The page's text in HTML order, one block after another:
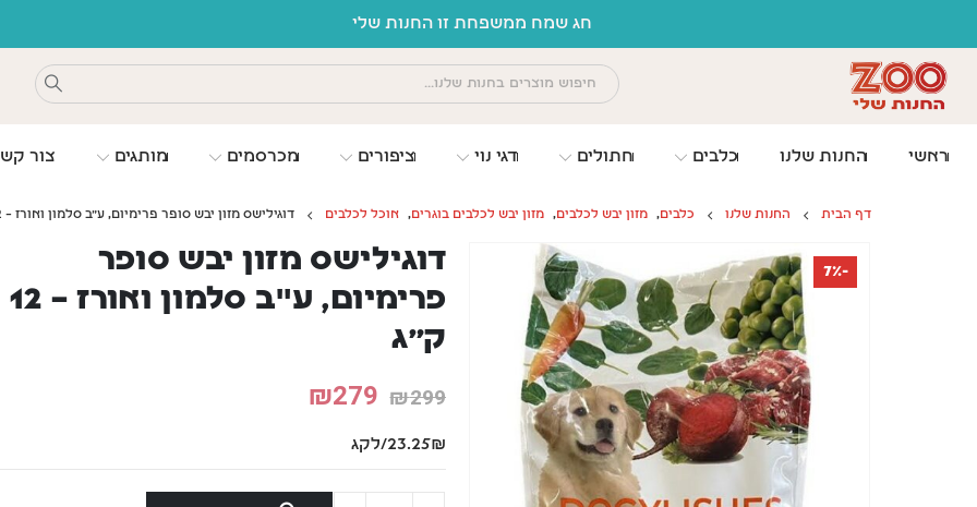
חג שמח ממשפחת זו החנות שלי
ראשי החנות שלנו כלבים חתולים דגי נוי ציפורים מכרסמים מותגים צור
דף הבית החנות שלנו כלבים, מזון יבש לכלבים, מזון יבש לכלבים בוגרים, אוכל לכלבים דוגילישס מזון יבש סופר פרימיום, ע"ב סלמון ואורז – 12 ק”ג
-7%
דוגילישס מזון יבש סופר
פרימיום, ע"ב סלמון ואורז – 12
ק”ג
₪299
₪279
23.25₪/לקג